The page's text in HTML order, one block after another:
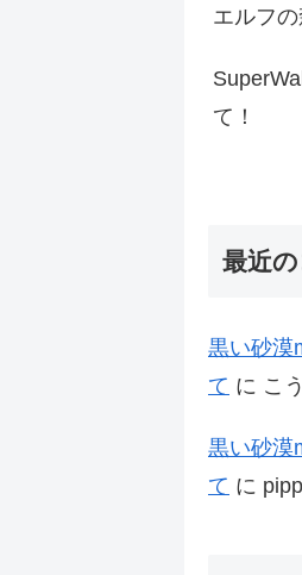
エルフ
て！
最近
黒い砂漠
て に こ
黒い砂漠
て に